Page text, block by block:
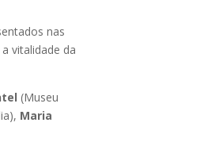
nas
vitalidade da
(Museu
Maria